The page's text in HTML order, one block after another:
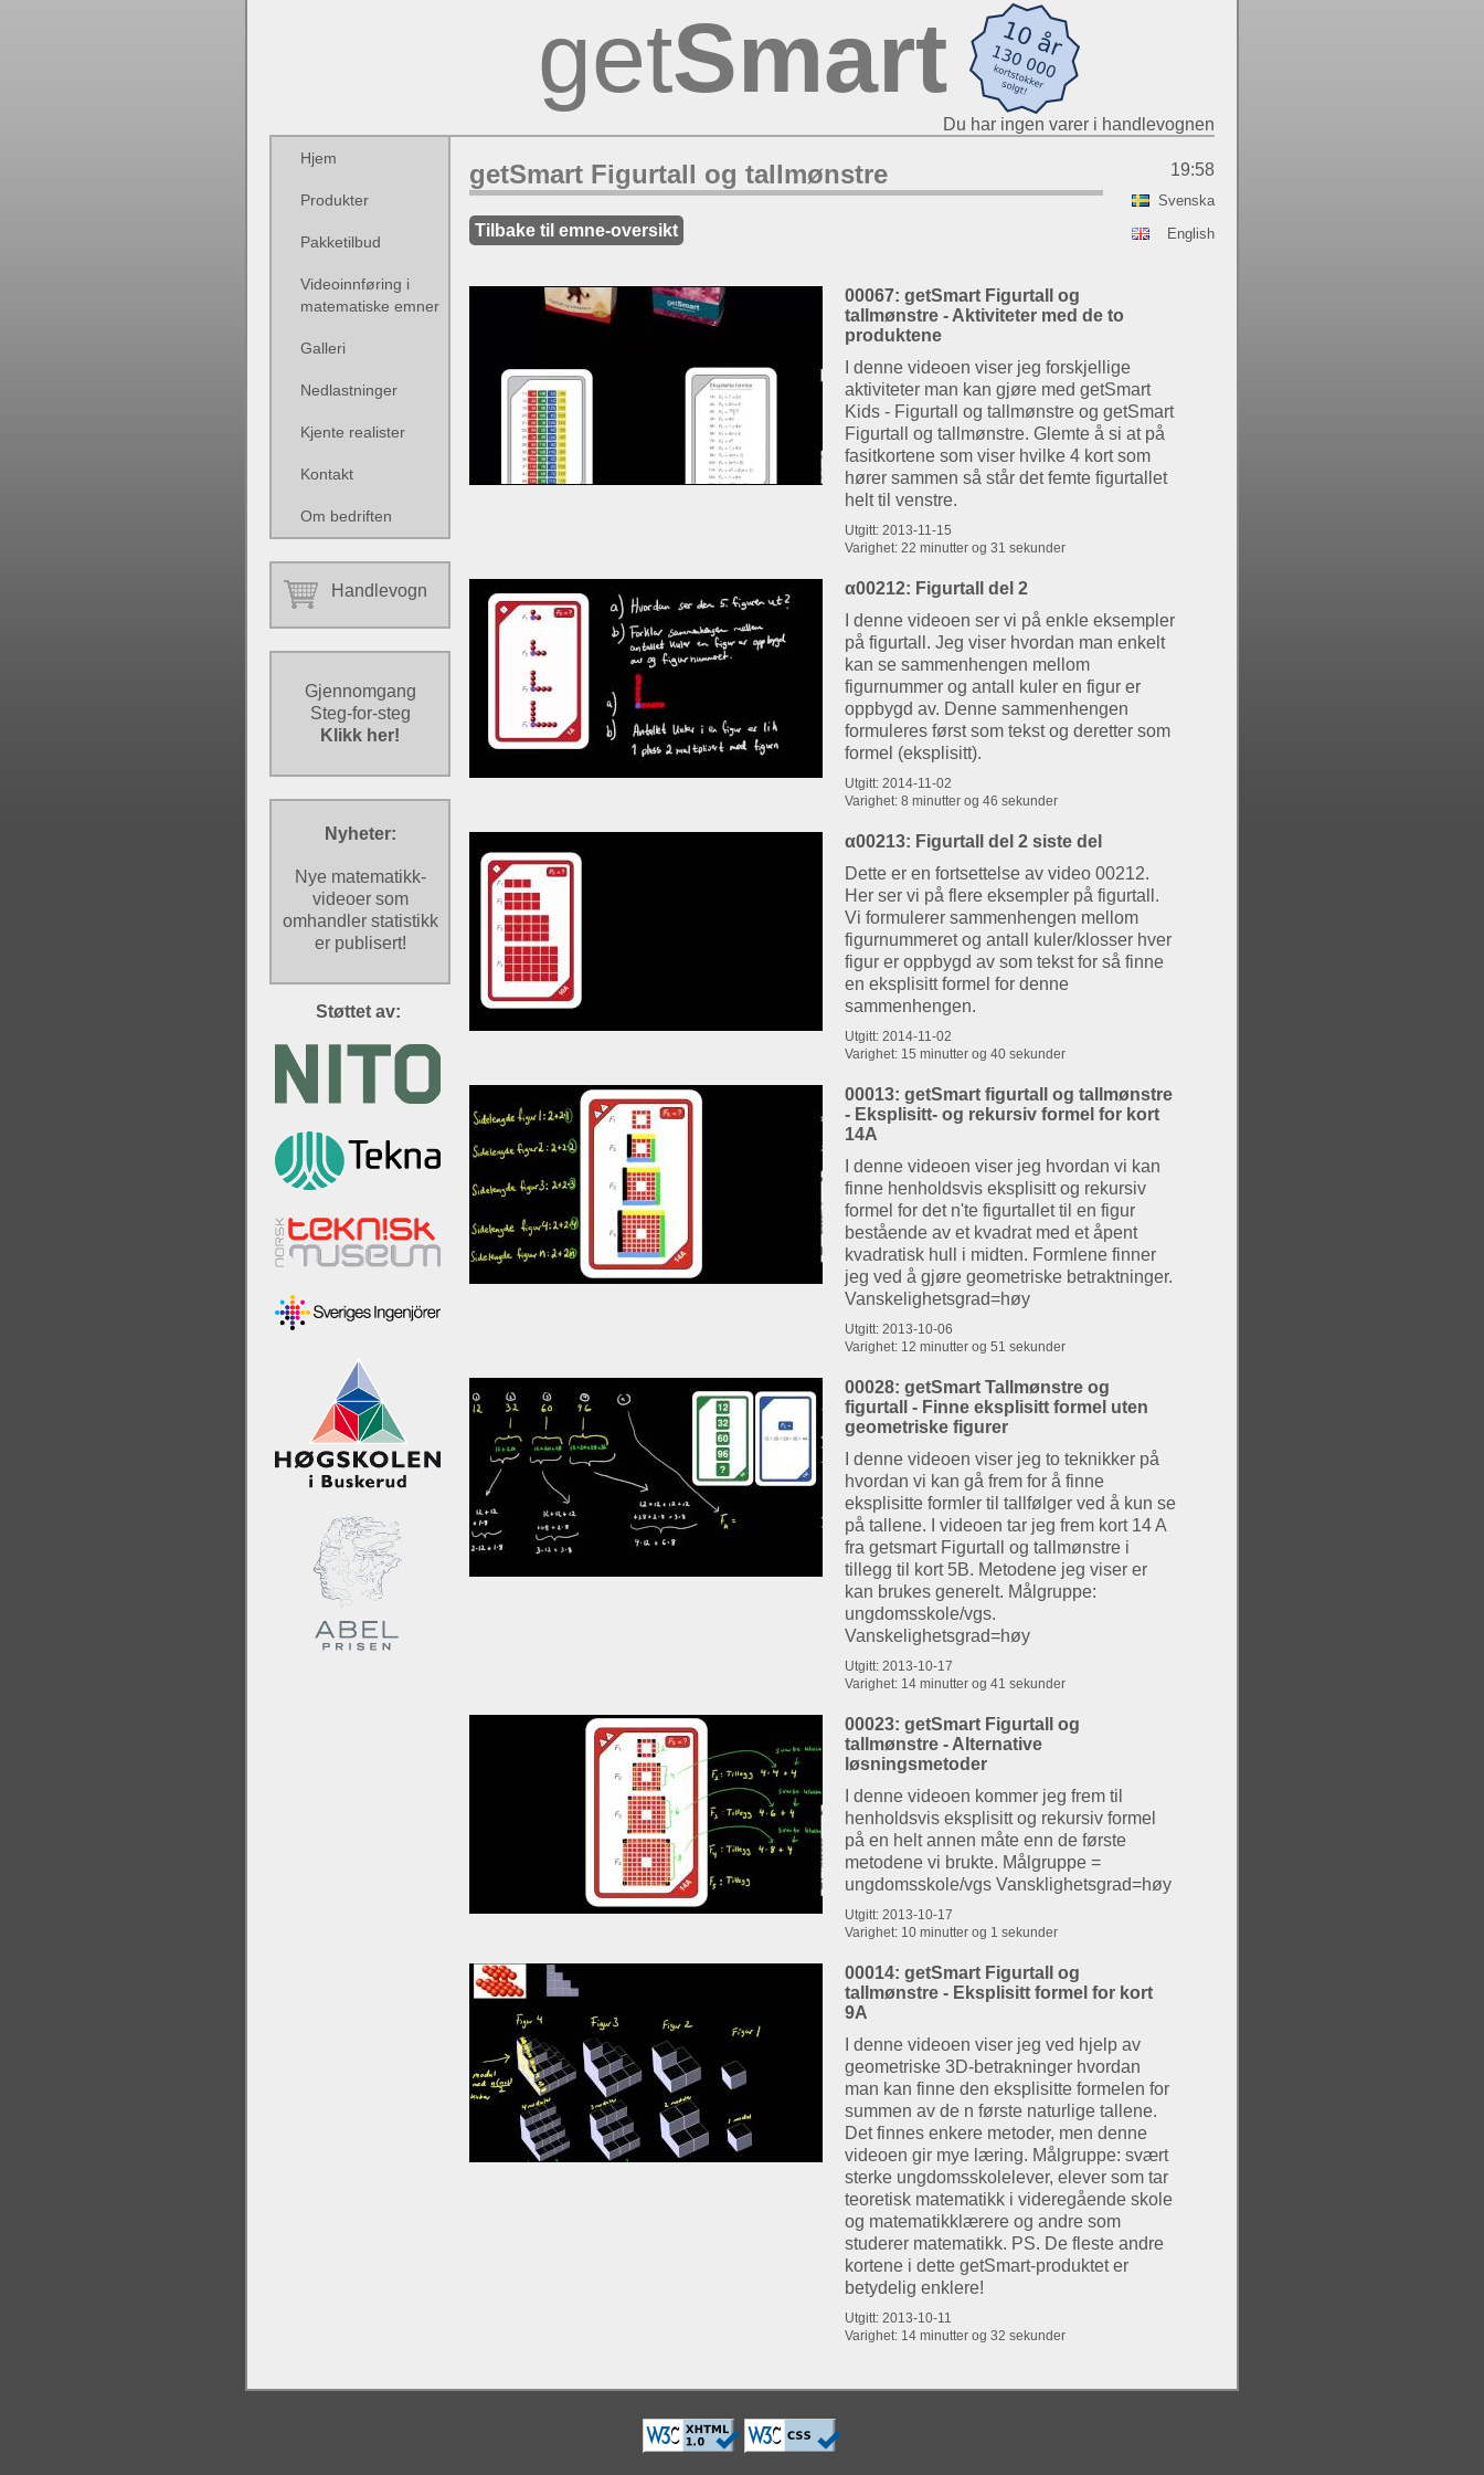
getSmart
Du har ingen varer i handlevognen
19:58
Svenska
English
getSmart Figurtall og tallmønstre
Tilbake til emne-oversikt
00067: getSmart Figurtall og
tallmønstre - Aktiviteter med de to
produktene
I denne videoen viser jeg forskjellige
aktiviteter man kan gjøre med getSmart
Kids - Figurtall og tallmønstre og getSmart
Figurtall og tallmønstre. Glemte å si at på
fasitkortene som viser hvilke 4 kort som
hører sammen så står det femte figurtallet
helt til venstre.
Utgitt: 2013-11-15
Varighet: 22 minutter og 31 sekunder
α00212: Figurtall del 2
I denne videoen ser vi på enkle eksempler
på figurtall. Jeg viser hvordan man enkelt
kan se sammenhengen mellom
figurnummer og antall kuler en figur er
oppbygd av. Denne sammenhengen
formuleres først som tekst og deretter som
formel (eksplisitt).
Utgitt: 2014-11-02
Varighet: 8 minutter og 46 sekunder
α00213: Figurtall del 2 siste del
Dette er en fortsettelse av video 00212.
Her ser vi på flere eksempler på figurtall.
Vi formulerer sammenhengen mellom
figurnummeret og antall kuler/klosser hver
figur er oppbygd av som tekst for så finne
en eksplisitt formel for denne
sammenhengen.
Utgitt: 2014-11-02
Varighet: 15 minutter og 40 sekunder
00013: getSmart figurtall og tallmønstre
- Eksplisitt- og rekursiv formel for kort
14A
I denne videoen viser jeg hvordan vi kan
finne henholdsvis eksplisitt og rekursiv
formel for det n'te figurtallet til en figur
bestående av et kvadrat med et åpent
kvadratisk hull i midten. Formlene finner
jeg ved å gjøre geometriske betraktninger.
Vanskelighetsgrad=høy
Utgitt: 2013-10-06
Varighet: 12 minutter og 51 sekunder
00028: getSmart Tallmønstre og
figurtall - Finne eksplisitt formel uten
geometriske figurer
I denne videoen viser jeg to teknikker på
hvordan vi kan gå frem for å finne
eksplisitte formler til tallfølger ved å kun se
på tallene. I videoen tar jeg frem kort 14 A
fra getsmart Figurtall og tallmønstre i
tillegg til kort 5B. Metodene jeg viser er
kan brukes generelt. Målgruppe:
ungdomsskole/vgs.
Vanskelighetsgrad=høy
Utgitt: 2013-10-17
Varighet: 14 minutter og 41 sekunder
00023: getSmart Figurtall og
tallmønstre - Alternative
løsningsmetoder
I denne videoen kommer jeg frem til
henholdsvis eksplisitt og rekursiv formel
på en helt annen måte enn de første
metodene vi brukte. Målgruppe =
ungdomsskole/vgs Vansklighetsgrad=høy
Utgitt: 2013-10-17
Varighet: 10 minutter og 1 sekunder
00014: getSmart Figurtall og
tallmønstre - Eksplisitt formel for kort
9A
I denne videoen viser jeg ved hjelp av
geometriske 3D-betrakninger hvordan
man kan finne den eksplisitte formelen for
summen av de n første naturlige tallene.
Det finnes enkere metoder, men denne
videoen gir mye læring. Målgruppe: svært
sterke ungdomsskolelever, elever som tar
teoretisk matematikk i videregående skole
og matematikklærere og andre som
studerer matematikk. PS. De fleste andre
kortene i dette getSmart-produktet er
betydelig enklere!
Utgitt: 2013-10-11
Varighet: 14 minutter og 32 sekunder
Hjem
Produkter
Pakketilbud
Videoinnføring i
matematiske emner
Galleri
Nedlastninger
Kjente realister
Kontakt
Om bedriften
Handlevogn
Gjennomgang
Steg-for-steg
Klikk her!
Nyheter:
Nye matematikk-
videoer som
omhandler statistikk
er publisert!
Støttet av: